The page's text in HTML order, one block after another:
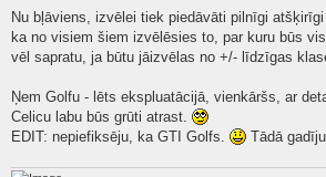
s
Nu bļāviens, izvēlei tiek piedāvāti pilnīgi
ka no visiem šiem izvēlēsies to, par kuru būs
vēl sapratu, ja būtu jāizvēlas no +/- līdzīgas
Ņem Golfu - lēts ekspluatācijā, vienkāršs, ar
Celicu labu būs grūti atrast.
EDIT: nepiefiksēju, ka GTI Golfs.
Tādā